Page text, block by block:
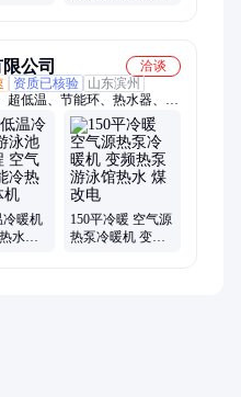
公司
洽谈
资质已核验
山东滨州
超低温、节能环、热水器、取
空气源、空调机、热水机、采
暖热泵、地暖热水、变频热
造、辅助采暖、商用采暖、地
冷暖机
水工
150平冷暖 空气源
热泵冷暖机 变频